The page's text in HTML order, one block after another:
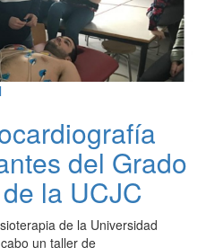
del Grado
la UCJC
de la Universidad
un taller de